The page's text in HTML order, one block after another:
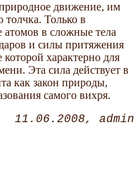
движение, им
толчка. Только в
атомов в сложные тела
и силы притяжения
характерно для
Эта сила действует в
как закон природы,
самого вихря.
11.06.2008 admin